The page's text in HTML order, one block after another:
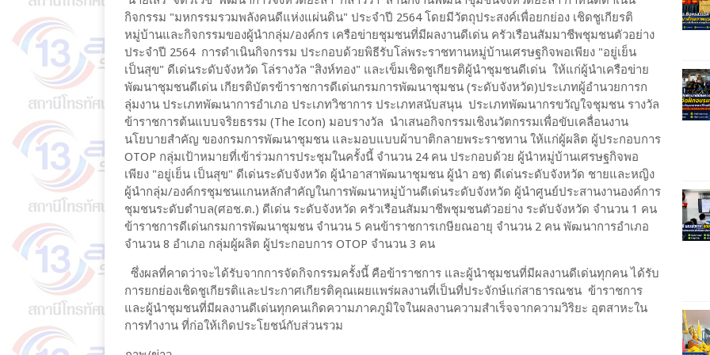
กิจกรรม "มหกรรมรวมพลังคนดีแห่งแผ่นดิน" ประจำปี 2564 โดยมีวัตถุประสงค์เพื่อยกย่อง เชิดชูเกียรติ
หมู่บ้านและกิจกรรมของผู้นำกลุ่ม/องค์กร เครือข่ายชุมชนที่มีผลงานดีเด่น ครัวเรือนสัมมาชีพชุมชนตัวอย่าง
ประจำปี 2564 การดำเนินกิจกรรม ประกอบด้วยพิธีรับโล่พระราชทานหมู่บ้านเศรษฐกิจพอเพียง "อยู่เย็น
เป็นสุข" ดีเด่นระดับจังหวัด โล่รางวัล "สิงห์ทอง" และเข็มเชิดชูเกียรติผู้นำชุมชนดีเด่น ให้แก่ผู้นำเครือข่าย
พัฒนาชุมชนดีเด่น เกียรติบัตรข้าราชการดีเด่นกรมการพัฒนาชุมชน (ระดับจังหวัด)ประเภทผู้อำนวยการก
ลุ่มงาน ประเภทพัฒนาการอำเภอ ประเภทวิชาการ ประเภทสนับสนุน ประเภทพัฒนากรขวัญใจชุมชน รางวัล
ข้าราชการต้นแบบจริยธรรม (The Icon) มอบรางวัล นำเสนอกิจกรรมเชิงนวัตกรรมเพื่อขับเคลื่อนงาน
นโยบายสำคัญ ของกรมการพัฒนาชุมชน และมอบแบบผ้าบาติกลายพระราชทาน ให้แก่ผู้ผลิต ผู้ประกอบการ
OTOP กลุ่มเป้าหมายที่เข้าร่วมการประชุมในครั้งนี้ จำนวน 24 คน ประกอบด้วย ผู้นำหมู่บ้านเศรษฐกิจพอ
เพียง "อยู่เย็น เป็นสุข" ดีเด่นระดับจังหวัด ผู้นำอาสาพัฒนาชุมชน ผู้นำ อช) ดีเด่นระดับจังหวัด ชายและหญิง
ผู้นำกลุ่ม/องค์กรชุมชนแกนหลักสำคัญในการพัฒนาหมู่บ้านดีเด่นระดับจังหวัด ผู้นำศูนย์ประสานงานองค์การ
ชุมชนระดับตำบล(ศอช.ต.) ดีเด่น ระดับจังหวัด ครัวเรือนสัมมาชีพชุมชนตัวอย่าง ระดับจังหวัด จำนวน 1 คน
ข้าราชการดีเด่นกรมการพัฒนาชุมชน จำนวน 5 คนข้าราชการเกษียณอายุ จำนวน 2 คน พัฒนาการอำเภอ
จำนวน 8 อำเภอ กลุ่มผู้ผลิต ผู้ประกอบการ OTOP จำนวน 3 คน
ซึ่งผลที่คาดว่าจะได้รับจากการจัดกิจกรรมครั้งนี้ คือข้าราชการ และผู้นำชุมชนที่มีผลงานดีเด่นทุกคน ได้รับ
การยกย่องเชิดชูเกียรติและประกาศเกียรติคุณเผยแพร่ผลงานที่เป็นที่ประจักษ์แก่สาธารณชน ข้าราชการ
และผู้นำชุมชนที่มีผลงานดีเด่นทุกคนเกิดความภาคภูมิใจในผลงานความสำเร็จจากความวิริยะ อุตสาหะใน
การทำงาน ที่ก่อให้เกิดประโยชน์กับส่วนรวม